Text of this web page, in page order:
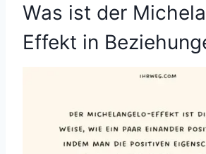
Was ist der
Effekt in